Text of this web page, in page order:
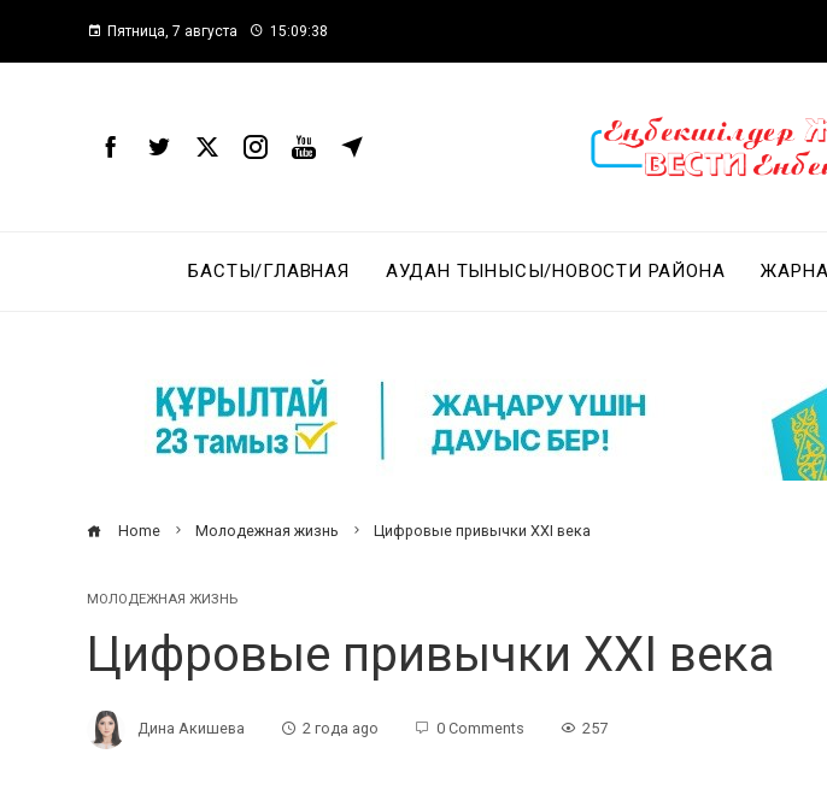
Пятница, 7 августа 15:09:39
БАСТЫ/ГЛАВНАЯ АУДАН ТЫНЫСЫ/НОВОСТИ РАЙОНА
Home Молодежная жизнь Цифровые привычки XXI века
МОЛОДЕЖНАЯ ЖИЗНЬ
Цифровые привычки XXI века
Дина Акишева 2 года ago 0 Comments 257